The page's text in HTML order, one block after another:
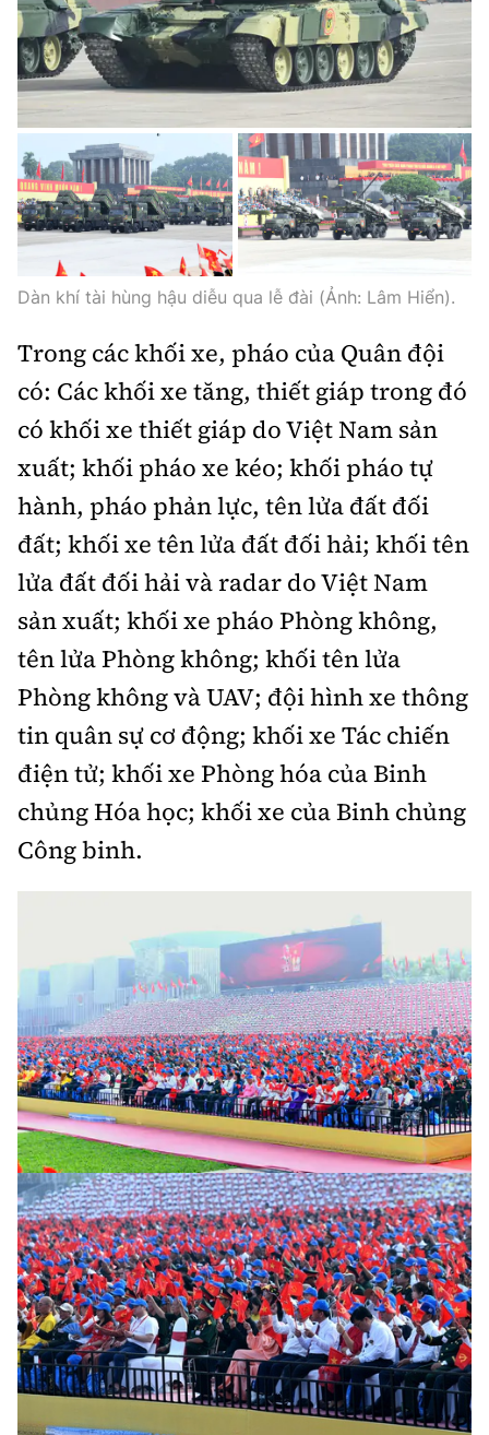
Dàn khí tài hùng hậu diễu qua lễ đài (Ảnh: Lâm Hiển).
Trong các khối xe, pháo của Quân đội
có: Các khối xe tăng, thiết giáp trong đó
có khối xe thiết giáp do Việt Nam sản
xuất; khối pháo xe kéo; khối pháo tự
hành, pháo phản lực, tên lửa đất đối
đất; khối xe tên lửa đất đối hải; khối tên
lửa đất đối hải và radar do Việt Nam
sản xuất; khối xe pháo Phòng không,
tên lửa Phòng không; khối tên lửa
Phòng không và UAV; đội hình xe thông
tin quân sự cơ động; khối xe Tác chiến
điện tử; khối xe Phòng hóa của Binh
chủng Hóa học; khối xe của Binh chủng
Công binh.